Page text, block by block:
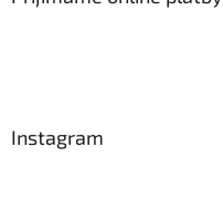
Instagram